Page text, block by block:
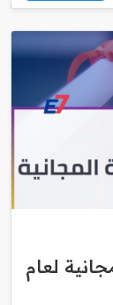
لعام